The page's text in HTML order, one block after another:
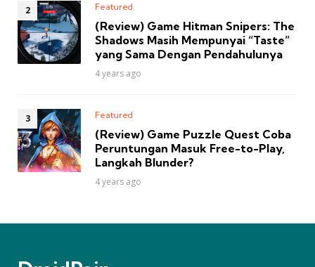
Featured
(Review) Game Hitman Snipers: The
Shadows Masih Mempunyai “Taste”
yang Sama Dengan Pendahulunya
4 years ago
Featured
(Review) Game Puzzle Quest Coba
Peruntungan Masuk Free-to-Play,
Langkah Blunder?
4 years ago